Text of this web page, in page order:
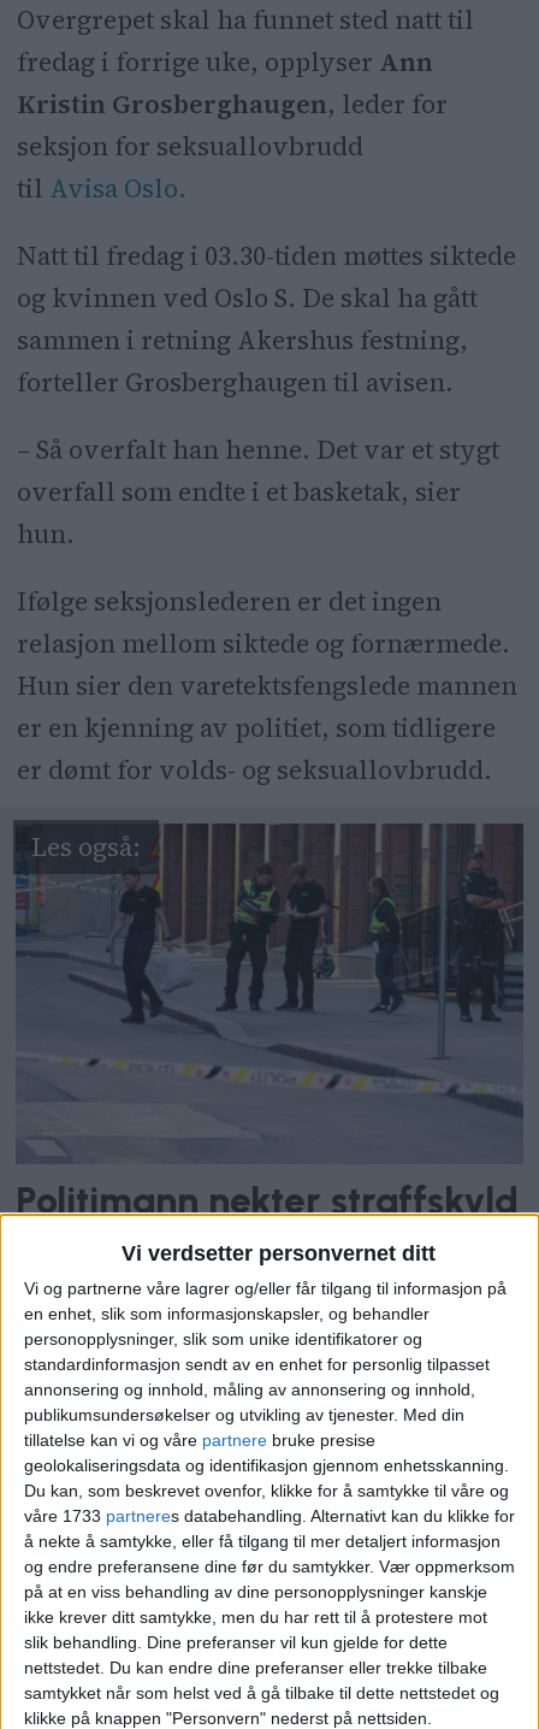
Vi verdsetter personvernet ditt
Vi og partnerne våre lagrer og/eller får tilgang til informasjon på
en enhet, slik som informasjonskapsler, og behandler
personopplysninger, slik som unike identifikatorer og
standardinformasjon sendt av en enhet for personlig tilpasset
annonsering og innhold, måling av annonsering og innhold,
publikumsundersøkelser og utvikling av tjenester. Med din
tillatelse kan vi og våre partnere bruke presise
geolokaliseringsdata og identifikasjon gjennom enhetsskanning.
Du kan, som beskrevet ovenfor, klikke for å samtykke til våre og
våre 1733 partneres databehandling. Alternativt kan du klikke for
å nekte å samtykke, eller få tilgang til mer detaljert informasjon
og endre preferansene dine før du samtykker. Vær oppmerksom
på at en viss behandling av dine personopplysninger kanskje
ikke krever ditt samtykke, men du har rett til å protestere mot
slik behandling. Dine preferanser vil kun gjelde for dette
nettstedet. Du kan endre dine preferanser eller trekke tilbake
samtykket når som helst ved å gå tilbake til dette nettstedet og
klikke på knappen "Personvern" nederst på nettsiden.
Overgrepet skal ha funnet sted natt til
fredag i forrige uke, opplyser Ann
Kristin Grosberghaugen, leder for
seksjon for seksuallovbrudd
til Avisa Oslo.
Natt til fredag i 03.30-tiden møttes siktede
og kvinnen ved Oslo S. De skal ha gått
sammen i retning Akershus festning,
forteller Grosberghaugen til avisen.
– Så overfalt han henne. Det var et stygt
overfall som endte i et basketak, sier
hun.
Ifølge seksjonslederen er det ingen
relasjon mellom siktede og fornærmede.
Hun sier den varetektsfengslede mannen
er en kjenning av politiet, som tidligere
er dømt for volds- og seksuallovbrudd.
Politimann nekter straffskyld
etter skytingen på Grønland
– Den styggeste
saken
– Dette er den styggeste saken vi har hatt
hittil i sommer. Den forrige saken han
ble dømt i var også svært alvorlig. Det er
veldig bra at vi fikk tatt ham såpass
tidlig, sier Grosberghaugen til avisen.
Mannens forsvarer,Cathrine Bang,